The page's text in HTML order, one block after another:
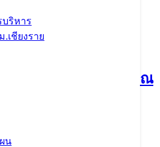
บริหาร
เชียงราย
น
นินการเพื่อส่งเสริม
โปร่งใสภายใน
การศึกษา ปีงบประมาณ
หาคม 2026